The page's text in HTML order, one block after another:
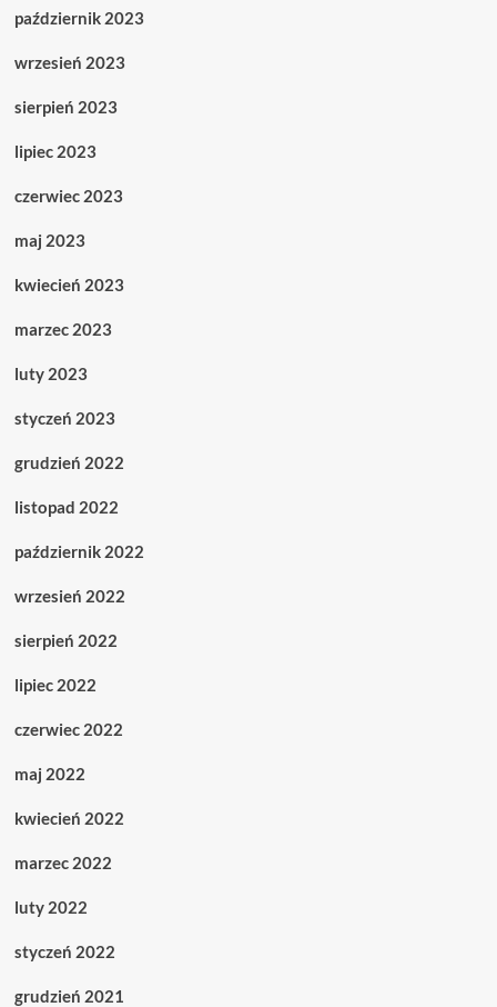
październik 2023
wrzesień 2023
sierpień 2023
lipiec 2023
czerwiec 2023
maj 2023
kwiecień 2023
marzec 2023
luty 2023
styczeń 2023
grudzień 2022
listopad 2022
październik 2022
wrzesień 2022
sierpień 2022
lipiec 2022
czerwiec 2022
maj 2022
kwiecień 2022
marzec 2022
luty 2022
styczeń 2022
grudzień 2021